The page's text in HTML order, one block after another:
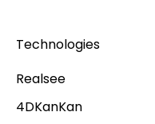
Technologies
Realsee
4DKanKan